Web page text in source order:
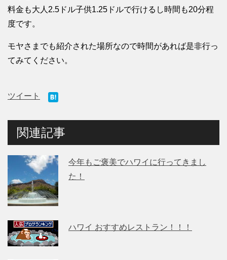
料金も大人2.5ドル子供1.25ドルで行けるし時間も20分程
度です。
モヤさまでも紹介された場所なので時間があれば是非行っ
てみてください。
ツイート
関連記事
今年もご褒美でハワイに行ってきまし
た！
ハワイ おすすめレストラン！！！